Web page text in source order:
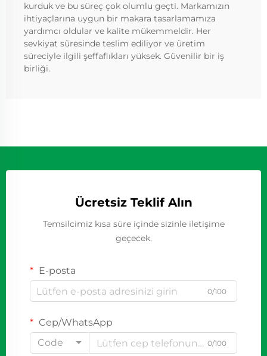
kurduk ve bu süreç çok olumlu geçti. Markamızın
ihtiyaçlarına uygun bir makara tasarlamamıza
yardımcı oldular ve kalite mükemmeldir. Her
sevkiyat süresinde teslim ediliyor ve üretim
süreciyle ilgili şeffaflıkları yüksek. Güvenilir bir iş
birliği.
Ücretsiz Teklif Alın
Temsilcimiz kısa süre içinde sizinle iletişime
geçecek.
E-posta
0/100
Cep/WhatsApp
Code
0/100